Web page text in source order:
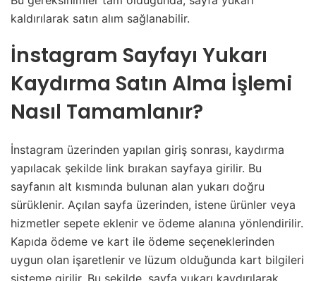
kaldırılarak satın alım sağlanabilir.
İnstagram Sayfayı Yukarı
Kaydırma Satın Alma İşlemi
Nasıl Tamamlanır?
İnstagram üzerinden yapılan giriş sonrası, kaydırma
yapılacak şekilde link bırakan sayfaya girilir. Bu
sayfanın alt kısmında bulunan alan yukarı doğru
sürüklenir. Açılan sayfa üzerinden, istene ürünler veya
hizmetler sepete eklenir ve ödeme alanına yönlendirilir.
Kapıda ödeme ve kart ile ödeme seçeneklerinden
uygun olan işaretlenir ve lüzum olduğunda kart bilgileri